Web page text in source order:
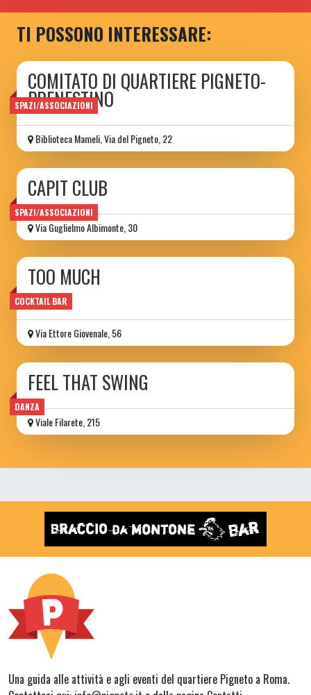
TI POSSONO INTERESSARE:
SPAZI/ASSOCIAZIONI
COMITATO DI QUARTIERE PIGNETO-
PRENESTINO
Biblioteca Mameli, Via del Pigneto, 22
SPAZI/ASSOCIAZIONI
CAPIT CLUB
Via Guglielmo Albimonte, 30
COCKTAIL BAR
TOO MUCH
wine bar
Via Ettore Giovenale, 56
DANZA
FEEL THAT SWING
Viale Filarete, 215
Una guida alle attività e agli eventi del quartiere Pigneto a Roma.